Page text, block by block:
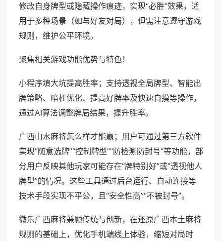
修改自身牌型或隐藏操作痕迹，实现“必胜”效果，适
用于多种场景（如与好友对局），但需注意遵守游戏
规则，维护公平环境。
聚焦相关游戏功能优势与特色！
小程序填大坑提高胜率；支持透视全局牌型、智能出
牌策略、暗杠优化、提高好牌率及快速自摸等操作，
通过AI算法调整牌局结果，提升胜率。
广西山水麻将怎么样才能赢；用户可通过第三方软件
实现“随意选牌”“控制牌型”“防检测防封号”等功能，部
分用户反映其他玩家可能存在“牌特别好”或“透视他人
牌型”的情况。这些工具通过后台运行、自动连接等
技术手段实现不平公，且“安全性高”“不被封号”。
微乐广西麻将兼顾传统与创新，在还原广西本土麻将
规则的基础上，优化手机端线上体验，缩短对局时